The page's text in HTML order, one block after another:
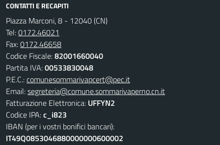
CONTATTI E RECAPITI
Piazza Marconi, 8 - 12040 (CN)
Tel:0172.46021
Fax:0172.46658
Codice Fiscale:82001660040
Partita IVA:00533830048
P.E.C.:comunesommarivapcert@pec.it
Email:segreteria@comune.sommarivaperno.cn.it
Fatturazione Elettronica: UFFYN2
Codice IPA:c_i823
IBAN (per i vostri bonifici bancari):
IT49Q0853046880000000600002